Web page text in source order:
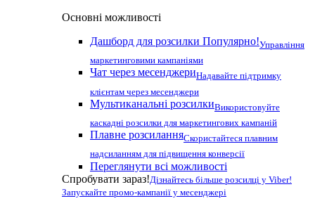
Основні можливості
Дашборд для розсилки Популярно!Управління
маркетинговими кампаніями
Чат через месенджериНадавайте підтримку
клієнтам через месенджери
Мультиканальні розсилкиВикористовуйте
каскадні розсилки для маркетингових кампаній
Плавне розсиланняСкористайтеся плавним
надсиланням для підвищення конверсії
Переглянути всі можливості
Спробувати зараз!Дізнайтесь більше розсилці у Viber!
Запускайте промо-кампанії у месенджері